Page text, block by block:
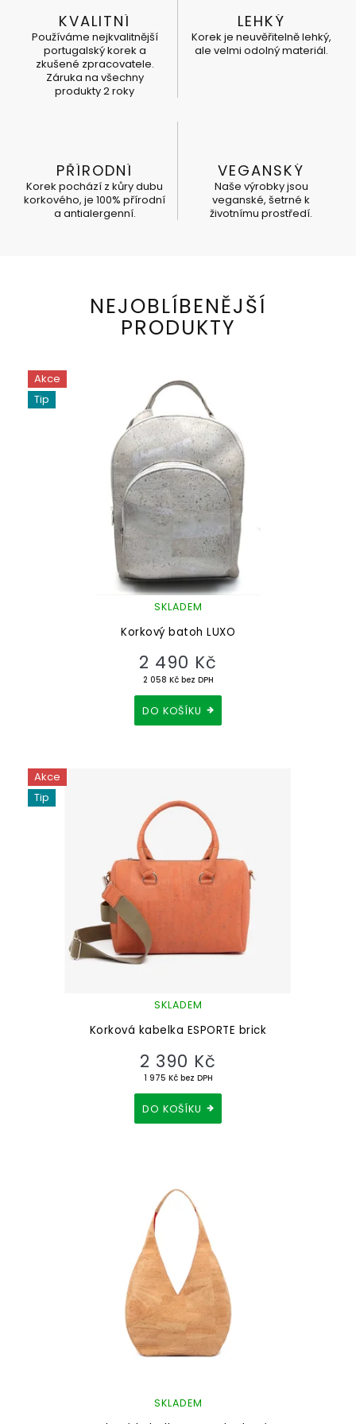
KVALITNÍ
Používáme nejkvalitnější
portugalský korek a
zkušené zpracovatele.
Záruka na všechny
produkty 2 roky
LEHKÝ
Korek je neuvěřitelně lehký,
ale velmi odolný materiál.
PŘÍRODNÍ
Korek pochází z kůry dubu
korkového, je 100% přírodní
a antialergenní.
VEGANSKÝ
Naše výrobky jsou
veganské, šetrné k
životnímu prostředí.
NEJOBLÍBENĚJŠÍ
PRODUKTY
Akce
Tip
Korkový batoh LUXO
SKLADEM
2 058 Kč bez DPH
2 490 Kč
DO KOŠÍKU
Akce
Tip
Korková kabelka ESPORTE brick
SKLADEM
1 975 Kč bez DPH
2 390 Kč
DO KOŠÍKU
SKLADEM